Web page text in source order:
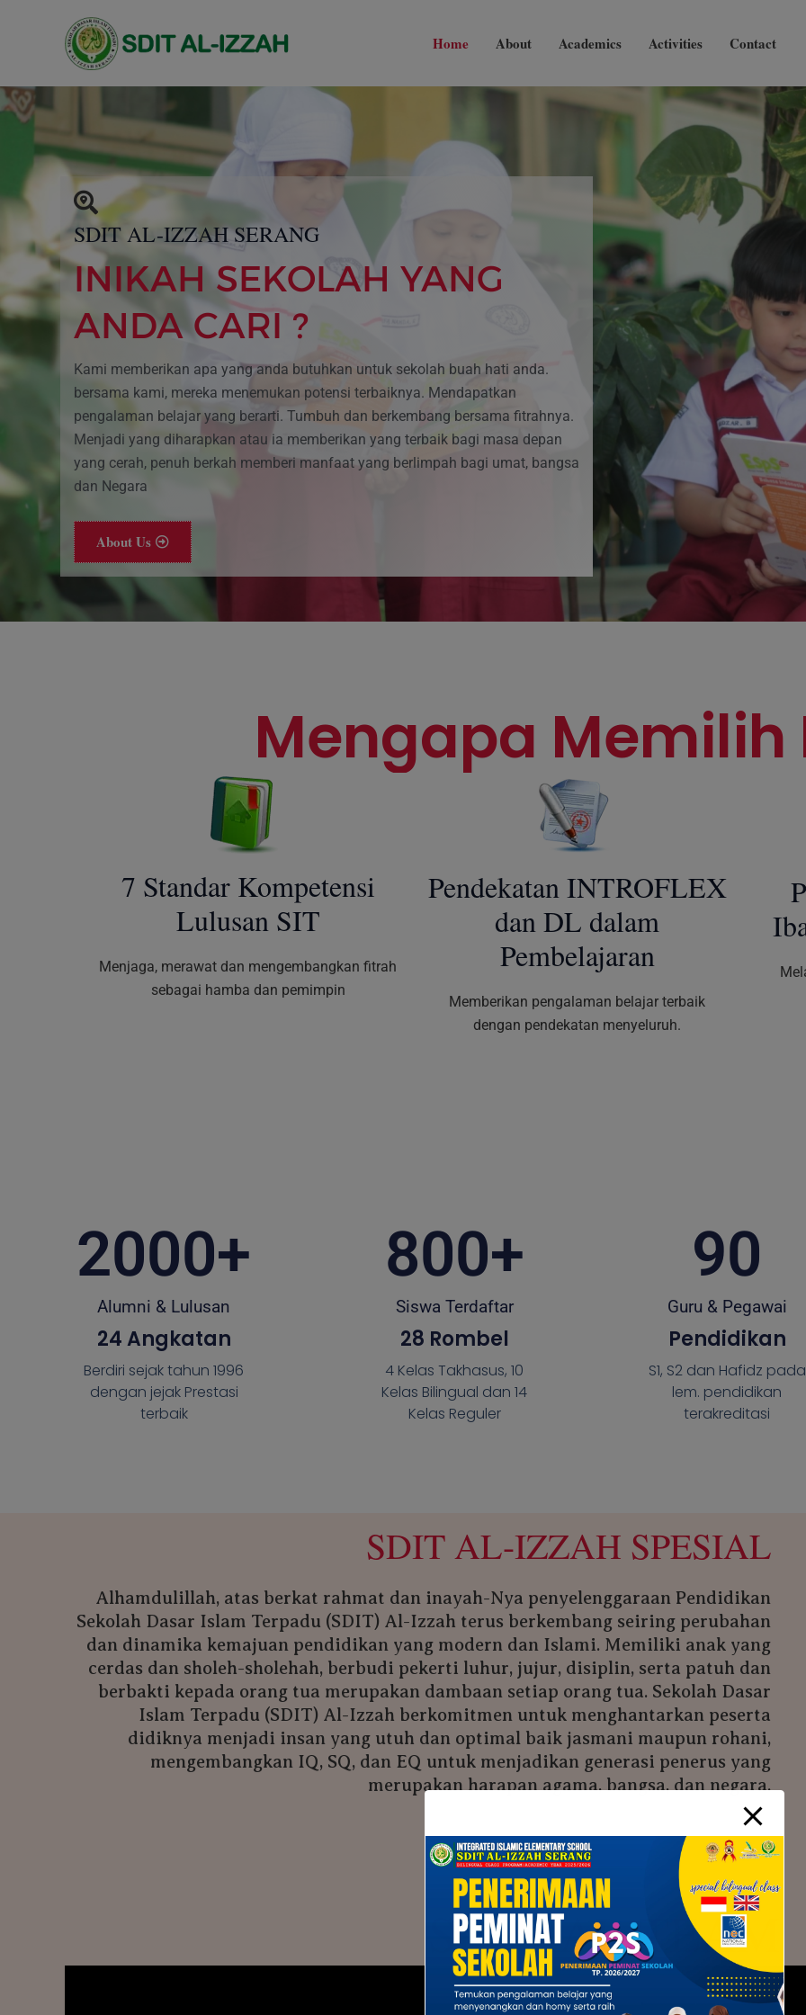
Home About Academics Activities Contact
SDIT AL-IZZAH SERANG
INIKAH SEKOLAH YANG
ANDA CARI ?
Kami memberikan apa yang anda butuhkan untuk sekolah buah hati anda.
bersama kami, mereka menemukan potensi terbaiknya. Mendapatkan
pengalaman belajar yang berarti. Tumbuh dan berkembang bersama fitrahnya.
Menjadi yang diharapkan atau ia memberikan yang terbaik bagi masa depan
yang cerah, penuh berkah memberi manfaat yang berlimpah bagi umat, bangsa
dan Negara
About Us
Mengapa Memilih
7 Standar Kompetensi
Lulusan SIT
Menjaga, merawat dan mengembangkan fitrah
sebagai hamba dan pemimpin
Pendekatan INTROFLEX
dan DL dalam
Pembelajaran
Memberikan pengalaman belajar terbaik
dengan pendekatan menyeluruh.
Alumni & Lulusan
2000+
24 Angkatan
Berdiri sejak tahun 1996
dengan jejak Prestasi
terbaik
Siswa Terdaftar
800+
28 Rombel
4 Kelas Takhasus, 10
Kelas Bilingual dan 14
Kelas Reguler
Guru & Pegawai
90
Pendidikan
S1, S2 dan Hafidz pada
lem. pendidikan
terakreditasi
SDIT AL-IZZAH SPESIAL
Alhamdulillah, atas berkat rahmat dan inayah-Nya penyelenggaraan Pendidikan
Sekolah Dasar Islam Terpadu (SDIT) Al-Izzah terus berkembang seiring perubahan
dan dinamika kemajuan pendidikan yang modern dan Islami. Memiliki anak yang
cerdas dan sholeh-sholehah, berbudi pekerti luhur, jujur, disiplin, serta patuh dan
berbakti kepada orang tua merupakan dambaan setiap orang tua. Sekolah Dasar
Islam Terpadu (SDIT) Al-Izzah berkomitmen untuk menghantarkan peserta
didiknya menjadi insan yang utuh dan optimal baik jasmani maupun rohani,
mengembangkan IQ, SQ, dan EQ untuk menjadikan generasi penerus yang
merupakan harapan agama, bangsa, dan negara.
SPESIAL TEAM